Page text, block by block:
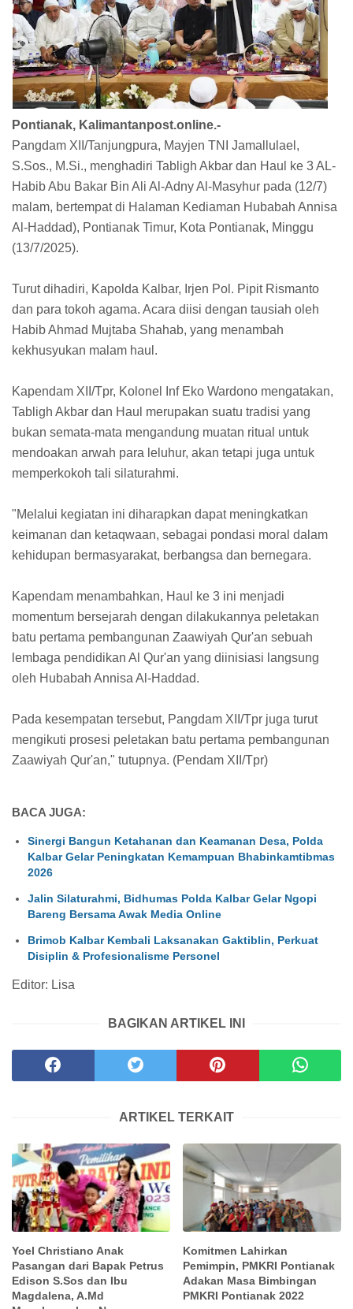
Pontianak, Kalimantanpost.online.-
Pangdam XII/Tanjungpura, Mayjen TNI Jamallulael,
S.Sos., M.Si., menghadiri Tabligh Akbar dan Haul ke 3 AL-
Habib Abu Bakar Bin Ali Al-Adny Al-Masyhur pada (12/7)
malam, bertempat di Halaman Kediaman Hubabah Annisa
Al-Haddad), Pontianak Timur, Kota Pontianak, Minggu
(13/7/2025).
Turut dihadiri, Kapolda Kalbar, Irjen Pol. Pipit Rismanto
dan para tokoh agama. Acara diisi dengan tausiah oleh
Habib Ahmad Mujtaba Shahab, yang menambah
kekhusyukan malam haul.
Kapendam XII/Tpr, Kolonel Inf Eko Wardono mengatakan,
Tabligh Akbar dan Haul merupakan suatu tradisi yang
bukan semata-mata mengandung muatan ritual untuk
mendoakan arwah para leluhur, akan tetapi juga untuk
memperkokoh tali silaturahmi.
"Melalui kegiatan ini diharapkan dapat meningkatkan
keimanan dan ketaqwaan, sebagai pondasi moral dalam
kehidupan bermasyarakat, berbangsa dan bernegara.
Kapendam menambahkan, Haul ke 3 ini menjadi
momentum bersejarah dengan dilakukannya peletakan
batu pertama pembangunan Zaawiyah Qur'an sebuah
lembaga pendidikan Al Qur'an yang diinisiasi langsung
oleh Hubabah Annisa Al-Haddad.
Pada kesempatan tersebut, Pangdam XII/Tpr juga turut
mengikuti prosesi peletakan batu pertama pembangunan
Zaawiyah Qur'an," tutupnya. (Pendam XII/Tpr)
BACA JUGA:
Sinergi Bangun Ketahanan dan Keamanan Desa, Polda
Kalbar Gelar Peningkatan Kemampuan Bhabinkamtibmas
2026
Jalin Silaturahmi, Bidhumas Polda Kalbar Gelar Ngopi
Bareng Bersama Awak Media Online
Brimob Kalbar Kembali Laksanakan Gaktiblin, Perkuat
Disiplin & Profesionalisme Personel
Editor: Lisa
BAGIKAN ARTIKEL INI
ARTIKEL TERKAIT
Yoel Christiano Anak
Pasangan dari Bapak Petrus
Edison S.Sos dan Ibu
Magdalena, A.Md
Komitmen Lahirkan
Pemimpin, PMKRI Pontianak
Adakan Masa Bimbingan
PMKRI Pontianak 2022